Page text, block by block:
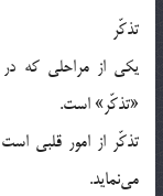
تذكّر
يكى از مراحلى كه در
«تذكّر» است.
تذكّر از امور قلبى
مى‌نمايد.